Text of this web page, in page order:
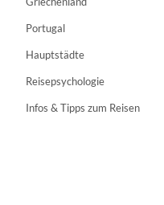
Portugal
Hauptstädte
Reisepsychologie
Infos & Tipps zum Reisen